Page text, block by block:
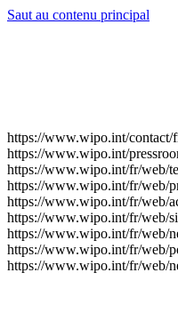
Saut au contenu principal
https://www.wipo.int/contact/
https://www.wipo.int/
https://www.wipo.int/fr/web/
https://www.wipo.int/fr/web/
https://www.wipo.int/fr/web/
https://www.wipo.int/fr/web/
https://www.wipo.int/fr/web/
https://www.wipo.int/fr/web/
https://www.wipo.int/fr/web/